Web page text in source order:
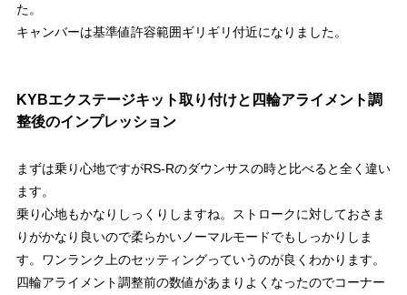
た。
キャンバーは基準値許容範囲ギリギリ付近になりました。
KYBエクステージキット取り付けと四輪アライメント調
整後のインプレッション
まずは乗り心地ですがRS-Rのダウンサスの時と比べると全く違い
ます。
乗り心地もかなりしっくりしますね。ストロークに対しておさま
りがかなり良いので柔らかいノーマルモードでもしっかりしま
す。ワンランク上のセッティングっていうのが良くわかります。
四輪アライメント調整前の数値があまりよくなったのでコーナー